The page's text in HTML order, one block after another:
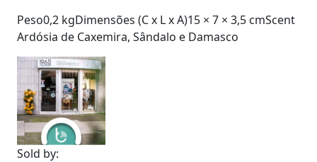
Peso0,2 kgDimensões (C x L x A)15 × 7 × 3,5 cmScent
Ardósia de Caxemira, Sândalo e Damasco
Sold by: